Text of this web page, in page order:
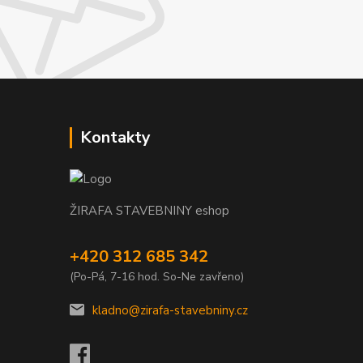
Kontakty
ŽIRAFA STAVEBNINY eshop
+420 312 685 342
(Po-Pá, 7-16 hod. So-Ne zavřeno)
kladno@zirafa-stavebniny.cz